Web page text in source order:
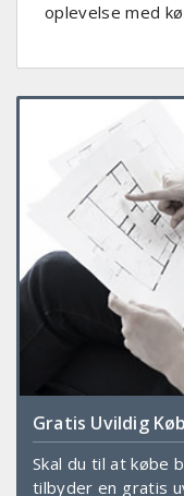
oplevelse med
Gratis Uvildig
Skal du til at købe
tilbyder en gratis